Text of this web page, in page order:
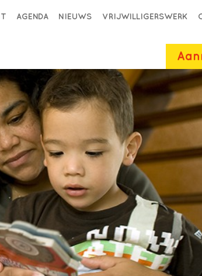
AGENDA NIEUWS VRIJWILLIGERSWERK